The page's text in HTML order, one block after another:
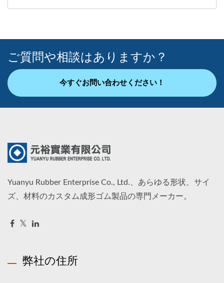
ご質問や相談はありますか？
今すぐお問い合わせください！
Yuanyu Rubber Enterprise Co., Ltd.、あらゆる形状、サイ
ズ、材料のカスタム成形ゴム製品の専門メーカー。
弊社の住所